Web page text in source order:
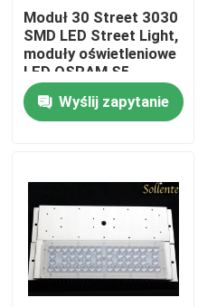
Wycieczka po fabryce
Kontrola jakości
Skontaktuj się z nami
Aktualności
Sprawy
Moduł oświetlenia
Moduł 30 Street 3030
SMD LED Street Light,
moduły oświetleniowe
LED OSRAM S5
Wyślij zapytanie